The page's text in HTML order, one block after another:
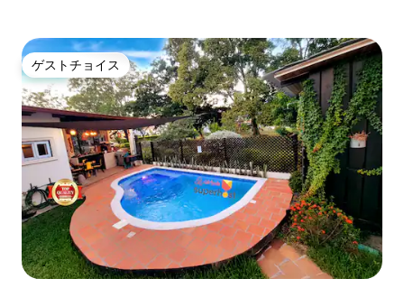
ゲストチョイス
ゲストチョイス